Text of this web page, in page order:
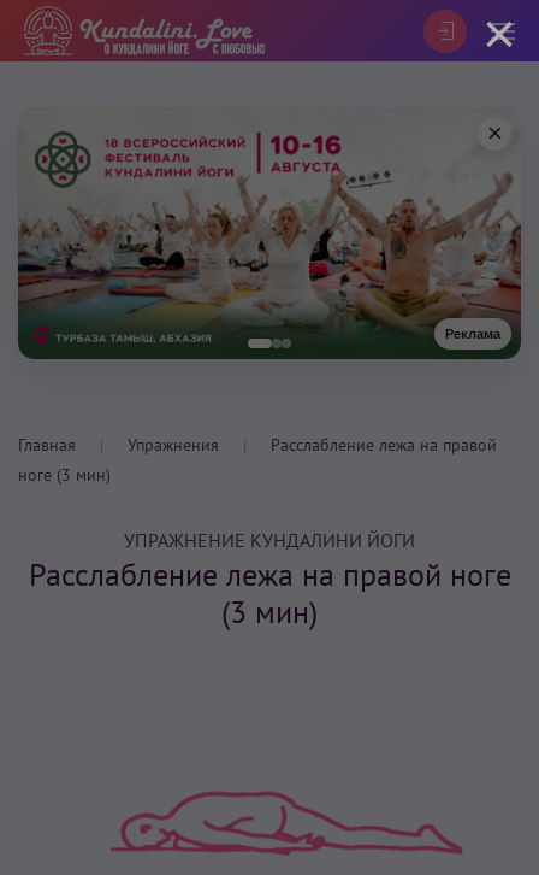
Реклама
×
Главная Упражнения
Расслабление лежа на правой
ноге (3 мин)
УПРАЖНЕНИЕ КУНДАЛИНИ ЙОГИ
Расслабление лежа на правой ноге
(3 мин)
×